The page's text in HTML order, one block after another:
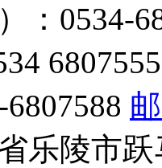
：0534-
6807555
乐陵市